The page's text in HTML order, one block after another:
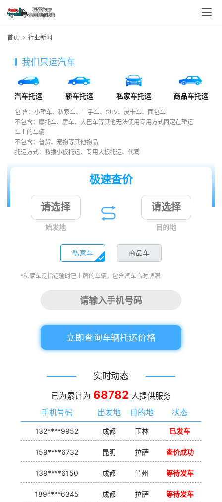
首页 行业新闻
我们只运汽车
汽车托运 轿车托运 私家车托运 商品车托运
包 含：小轿车、私家车、二手车、SUV、皮卡车、面包车
不包含：摩托车、房车、大巴车等其他无法使用专用方式固定在轿运
车上的车辆
不包含：普货、宠物等其他物品
托运方式：救援小板托运、专用大板托运、代驾
极速查价
始发地 目的地
私家车 商品车
*私家车泛指运输时已上牌的车辆，包含汽车临时牌照
立即查询车辆托运价格
实时动态
已为累计为 68782 人提供服务
手机号码
出发地 目的地 状态
132****9952 成都 玉林 已发车
159****6732 昆明 拉萨 查价成功
139****6150 成都 兰州 等待发车
189****6345 成都 拉萨 等待发车